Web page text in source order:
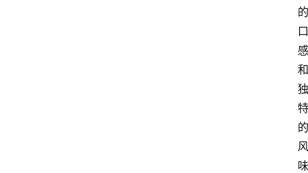
的
口
感
和
独
特
的
风
味